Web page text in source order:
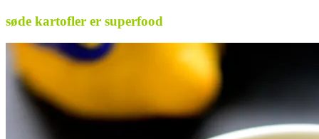
søde kartofler er superfood